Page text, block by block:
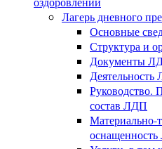
Лагерь дневного
Основные
Структура и
Документы
Руководство.
состав ЛДП
Материально-